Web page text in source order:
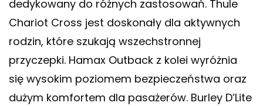
dedykowany do różnych zastosowań. Thule
Chariot Cross jest doskonały dla aktywnych
rodzin, które szukają wszechstronnej
przyczepki. Hamax Outback z kolei wyróżnia
się wysokim poziomem bezpieczeństwa oraz
dużym komfortem dla pasażerów. Burley D’Lite